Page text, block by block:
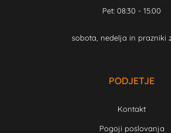
Pet: 08:30 - 15:00
sobota, nedelja in prazniki
PODJETJE
Kontakt
Pogoji poslovanja